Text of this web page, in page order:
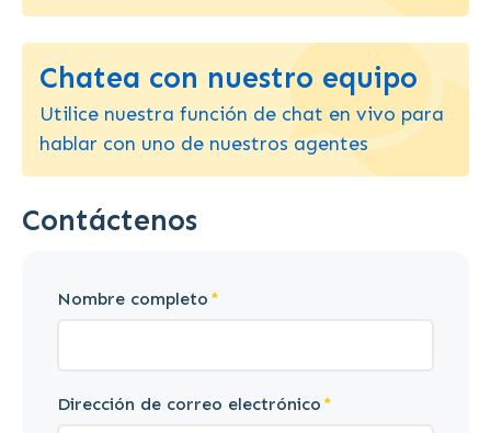
Chatea con nuestro equipo
Utilice nuestra función de chat en vivo para
hablar con uno de nuestros agentes
Contáctenos
Nombre completo
Dirección de correo electrónico